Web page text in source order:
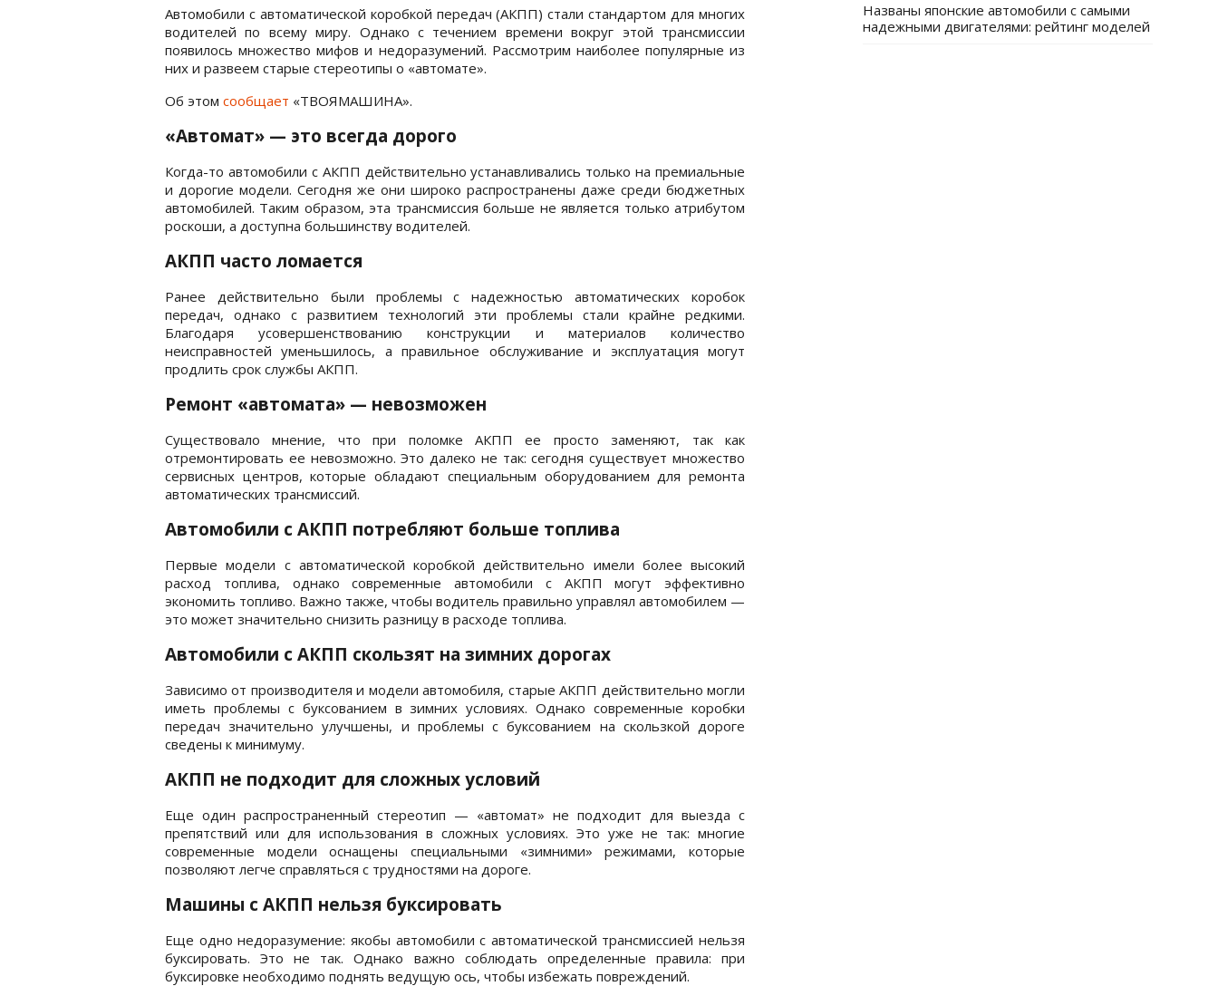
Автомобили с автоматической коробкой передач (АКПП) стали стандартом для многих
водителей по всему миру. Однако с течением времени вокруг этой трансмиссии
появилось множество мифов и недоразумений. Рассмотрим наиболее популярные из
них и развеем старые стереотипы о «автомате».
Об этом сообщает «ТВОЯМАШИНА».
«Автомат» — это всегда дорого
Когда-то автомобили с АКПП действительно устанавливались только на премиальные
и дорогие модели. Сегодня же они широко распространены даже среди бюджетных
автомобилей. Таким образом, эта трансмиссия больше не является только атрибутом
роскоши, а доступна большинству водителей.
АКПП часто ломается
Ранее действительно были проблемы с надежностью автоматических коробок
передач, однако с развитием технологий эти проблемы стали крайне редкими.
Благодаря усовершенствованию конструкции и материалов количество
неисправностей уменьшилось, а правильное обслуживание и эксплуатация могут
продлить срок службы АКПП.
Ремонт «автомата» — невозможен
Существовало мнение, что при поломке АКПП ее просто заменяют, так как
отремонтировать ее невозможно. Это далеко не так: сегодня существует множество
сервисных центров, которые обладают специальным оборудованием для ремонта
автоматических трансмиссий.
Автомобили с АКПП потребляют больше топлива
Первые модели с автоматической коробкой действительно имели более высокий
расход топлива, однако современные автомобили с АКПП могут эффективно
экономить топливо. Важно также, чтобы водитель правильно управлял автомобилем —
это может значительно снизить разницу в расходе топлива.
Автомобили с АКПП скользят на зимних дорогах
Зависимо от производителя и модели автомобиля, старые АКПП действительно могли
иметь проблемы с буксованием в зимних условиях. Однако современные коробки
передач значительно улучшены, и проблемы с буксованием на скользкой дороге
сведены к минимуму.
АКПП не подходит для сложных условий
Еще один распространенный стереотип — «автомат» не подходит для выезда с
препятствий или для использования в сложных условиях. Это уже не так: многие
современные модели оснащены специальными «зимними» режимами, которые
позволяют легче справляться с трудностями на дороге.
Машины с АКПП нельзя буксировать
Еще одно недоразумение: якобы автомобили с автоматической трансмиссией нельзя
буксировать. Это не так. Однако важно соблюдать определенные правила: при
буксировке необходимо поднять ведущую ось, чтобы избежать повреждений.
Названы японские автомобили с самыми
надежными двигателями: рейтинг моделей